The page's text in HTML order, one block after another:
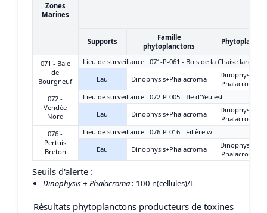
Zones
Marines
Supports
Famille
phytoplanctons
071 - Baie
de
Bourgneuf
Lieu de surveillance : 071-P-061 - Bois de la Chaise large
Eau
Dinophysis+Phalacroma
Dinophysis +
Phalacroma
072 -
Vendée
Nord
Lieu de surveillance : 072-P-005 - Ile d'Yeu est
Eau
Dinophysis+Phalacroma
Dinophysis +
Phalacroma
076 -
Pertuis
Breton
Lieu de surveillance : 076-P-016 - Filière w
Eau
Dinophysis+Phalacroma
Dinophysis +
Phalacroma
Seuils d'alerte :
Dinophysis + Phalacroma : 100 n(cellules)/L
Résultats phytoplanctons producteurs de toxines